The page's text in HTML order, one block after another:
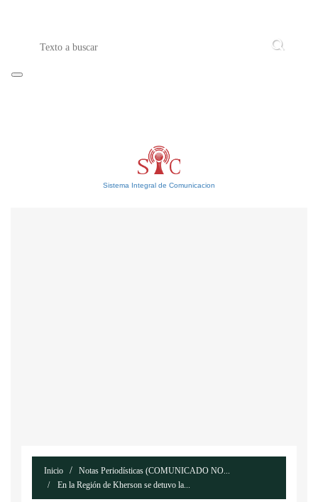
Sistema Integral de Comunicacion
Inicio
Notas Periodísticas (COMUNICADO NO...
En la Región de Kherson se detuvo la...